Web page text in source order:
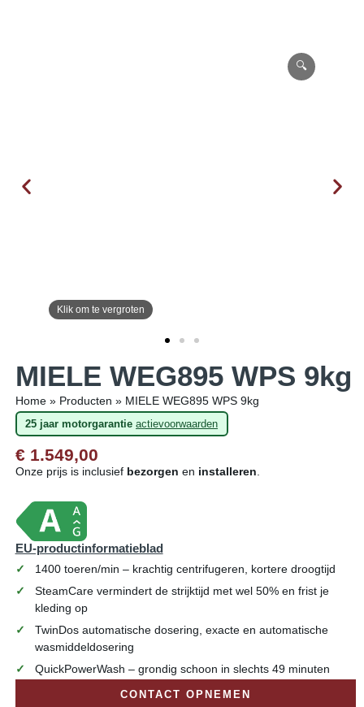
MIELE WEG895 WPS 9kg
Home» Producten » MIELE WEG895 WPS 9kg
25 jaar motorgarantie actievoorwaarden
€ 1.549,00
Onze prijs is inclusief bezorgen en installeren.
EU-productinformatieblad
1400 toeren/min – krachtig centrifugeren, kortere droogtijd
SteamCare vermindert de strijktijd met wel 50% en frist je
kleding op
TwinDos automatische dosering, exacte en automatische
wasmiddeldosering
QuickPowerWash – grondig schoon in slechts 49 minuten
CONTACT OPNEMEN